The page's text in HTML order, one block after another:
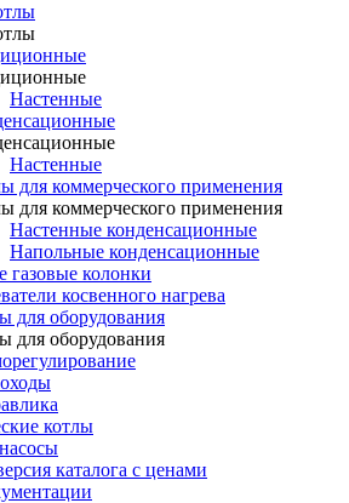
Настенные
Настенные
для коммерческого применения
для коммерческого применения
Настенные конденсационные
Напольные конденсационные
газовые колонки
косвенного нагрева
для оборудования
для оборудования
котлы
каталога с ценами